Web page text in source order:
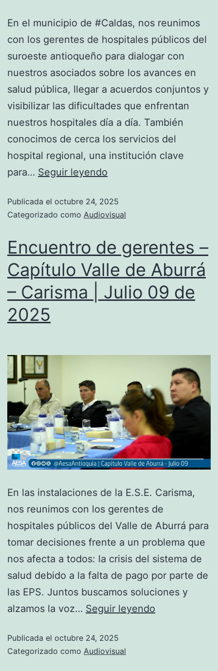
En el municipio de #Caldas, nos reunimos
con los gerentes de hospitales públicos del
suroeste antioqueño para dialogar con
nuestros asociados sobre los avances en
salud pública, llegar a acuerdos conjuntos y
visibilizar las dificultades que enfrentan
nuestros hospitales día a día. También
conocimos de cerca los servicios del
hospital regional, una institución clave
para… Seguir leyendo
Publicada el octubre 24, 2025
Categorizado como Audiovisual
Encuentro de gerentes –
Capítulo Valle de Aburrá
– Carisma | Julio 09 de
2025
En las instalaciones de la E.S.E. Carisma,
nos reunimos con los gerentes de
hospitales públicos del Valle de Aburrá para
tomar decisiones frente a un problema que
nos afecta a todos: la crisis del sistema de
salud debido a la falta de pago por parte de
las EPS. Juntos buscamos soluciones y
alzamos la voz… Seguir leyendo
Publicada el octubre 24, 2025
Categorizado como Audiovisual